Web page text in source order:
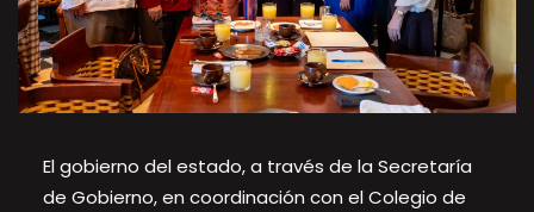
El gobierno del estado, a través de la Secretaría
de Gobierno, en coordinación con el Colegio de